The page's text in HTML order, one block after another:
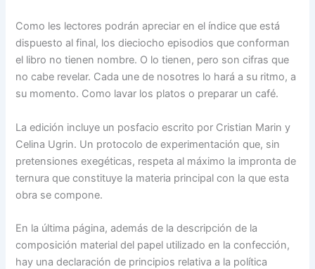
Como les lectores podrán apreciar en el índice que está
dispuesto al final, los dieciocho episodios que conforman
el libro no tienen nombre. O lo tienen, pero son cifras que
no cabe revelar. Cada une de nosotres lo hará a su ritmo, a
su momento. Como lavar los platos o preparar un café.
La edición incluye un posfacio escrito por Cristian Marin y
Celina Ugrin. Un protocolo de experimentación que, sin
pretensiones exegéticas, respeta al máximo la impronta de
ternura que constituye la materia principal con la que esta
obra se compone.
En la última página, además de la descripción de la
composición material del papel utilizado en la confección,
hay una declaración de principios relativa a la política